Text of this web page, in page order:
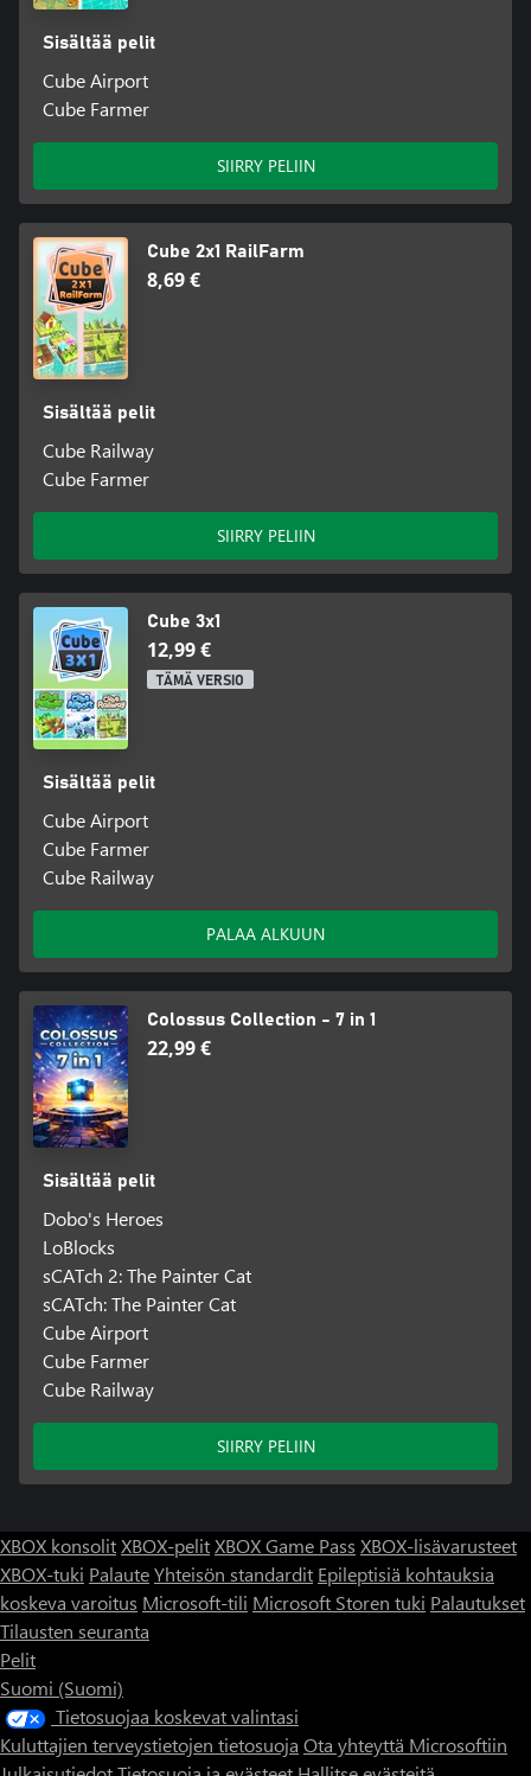
Sisältää pelit
Cube Airport
Cube Farmer
SIIRRY PELIIN
Cube 2x1 RailFarm
8,69 €
Sisältää pelit
Cube Railway
Cube Farmer
SIIRRY PELIIN
Cube 3x1
12,99 €
TÄMÄ VERSIO
Sisältää pelit
Cube Airport
Cube Farmer
Cube Railway
PALAA ALKUUN
Colossus Collection - 7 in 1
22,99 €
Sisältää pelit
Dobo's Heroes
LoBlocks
sCATch 2: The Painter Cat
sCATch: The Painter Cat
Cube Airport
Cube Farmer
Cube Railway
SIIRRY PELIIN
XBOX konsolitXBOX-pelitXBOX Game Pass XBOX-lisävarusteet
XBOX-tuki PalauteYhteisön standardit Epileptisiä kohtauksia
koskeva varoitus Microsoft-tili Microsoft Storen tuki Palautukset
Tilausten seuranta
Pelit
Suomi (Suomi)
Tietosuojaa koskevat valintasi
Kuluttajien terveystietojen tietosuoja Ota yhteyttä Microsoftiin